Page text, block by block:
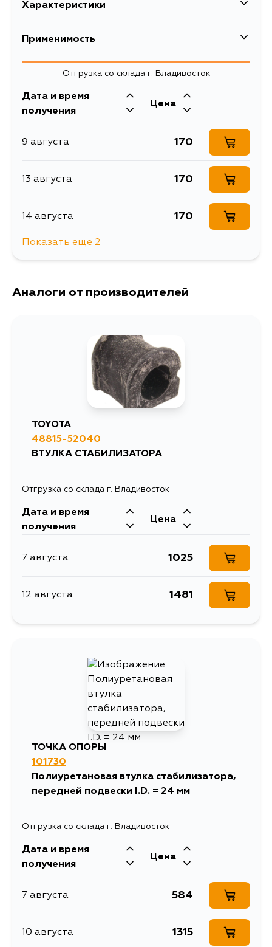
Характеристики
Применимость
Toyota
Кузов Двигатель
NCP35, NCP25, NCP65, NCP75,
1NZFE
Отгрузка со склада г. Владивосток
Дата и время
получения
Цена
9 августа 170
13 августа 170
14 августа 170
18 августа 170
Показать еще 2
Аналоги от производителей
TOYOTA
48815-52040
ВТУЛКА СТАБИЛИЗАТОРА
Отгрузка со склада г. Владивосток
Дата и время
получения
Цена
7 августа 1025
12 августа 1481
ТОЧКА ОПОРЫ
101730
Полиуретановая втулка стабилизатора,
передней подвески I.D. = 24 мм
Отгрузка со склада г. Владивосток
Дата и время
получения
Цена
7 августа 584
10 августа 1315